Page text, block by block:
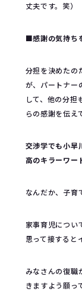
丈夫です。笑）
■感謝の気持ち
分担を決めたの
が、パートナー
して、他の分担
らの感謝を伝え
交渉学でも小早
高のキラーワー
なんだか、子育
家事育児につい
思って接すると
みなさんの復職
きますよう願っ